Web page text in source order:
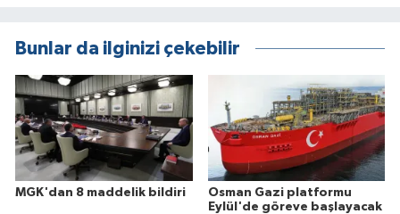
Bunlar da ilginizi çekebilir
MGK'dan 8 maddelik bildiri
Osman Gazi platformu
Eylül'de göreve başlayacak